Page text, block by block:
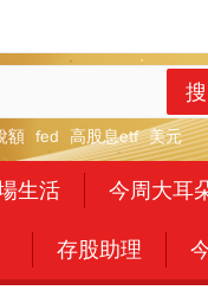
額 fed 高股息etf 美元
生活 今周大耳
存股助理